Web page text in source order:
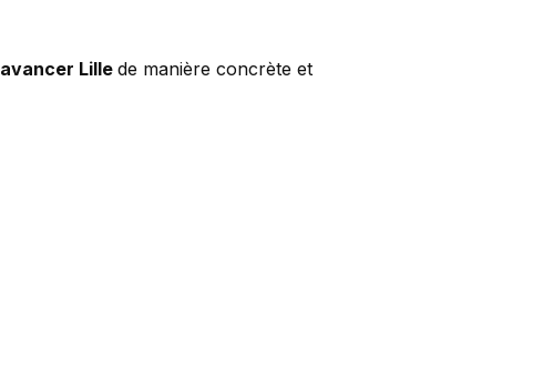
Lillede manière concrète et